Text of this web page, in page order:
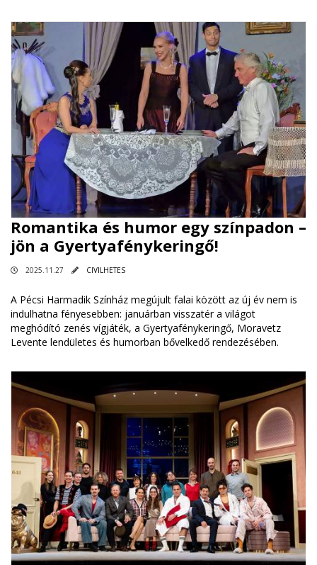
Romantika és humor egy színpadon –
jön a Gyertyafénykeringő!
2025.11.27 CIVILHETES
A Pécsi Harmadik Színház megújult falai között az új év nem is
indulhatna fényesebben: januárban visszatér a világot
meghódító zenés vígjáték, a Gyertyafénykeringő, Moravetz
Levente lendületes és humorban bővelkedő rendezésében.